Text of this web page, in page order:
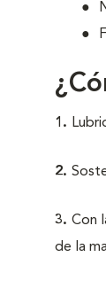
1.
2.
3. Con
de la